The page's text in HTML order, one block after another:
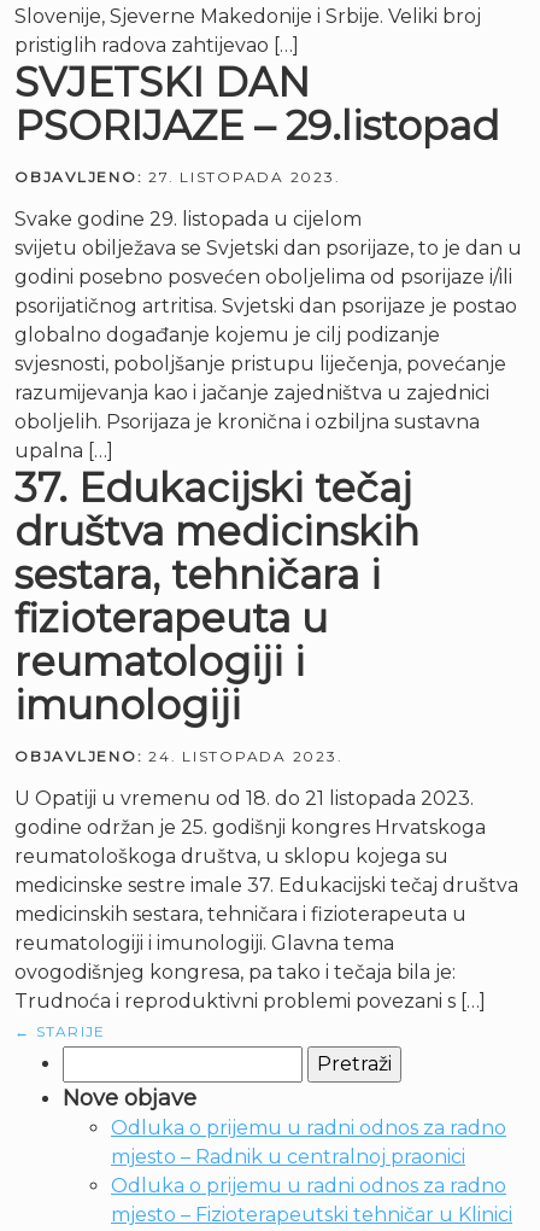
Slovenije, Sjeverne Makedonije i Srbije. Veliki broj
pristiglih radova zahtijevao […]
SVJETSKI DAN
PSORIJAZE – 29.listopad
OBJAVLJENO: 27. LISTOPADA 2023.
Svake godine 29. listopada u cijelom
svijetu obilježava se Svjetski dan psorijaze, to je dan u
godini posebno posvećen oboljelima od psorijaze i/ili
psorijatičnog artritisa. Svjetski dan psorijaze je postao
globalno događanje kojemu je cilj podizanje
svjesnosti, poboljšanje pristupu liječenja, povećanje
razumijevanja kao i jačanje zajedništva u zajednici
oboljelih. Psorijaza je kronična i ozbiljna sustavna
upalna […]
37. Edukacijski tečaj
društva medicinskih
sestara, tehničara i
fizioterapeuta u
reumatologiji i
imunologiji
OBJAVLJENO: 24. LISTOPADA 2023.
U Opatiji u vremenu od 18. do 21 listopada 2023.
godine održan je 25. godišnji kongres Hrvatskoga
reumatološkoga društva, u sklopu kojega su
medicinske sestre imale 37. Edukacijski tečaj društva
medicinskih sestara, tehničara i fizioterapeuta u
reumatologiji i imunologiji. Glavna tema
ovogodišnjeg kongresa, pa tako i tečaja bila je:
Trudnoća i reproduktivni problemi povezani s […]
← STARIJE
Nove objave
Odluka o prijemu u radni odnos za radno
mjesto – Radnik u centralnoj praonici
Odluka o prijemu u radni odnos za radno
mjesto – Fizioterapeutski tehničar u Klinici